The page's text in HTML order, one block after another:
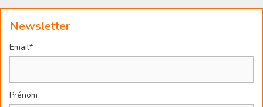
Newsletter
Email*
Prénom